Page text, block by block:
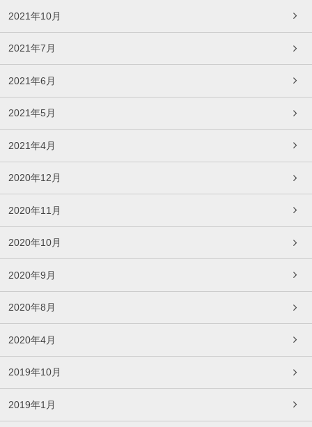
2021年10月
2021年7月
2021年6月
2021年5月
2021年4月
2020年12月
2020年11月
2020年10月
2020年9月
2020年8月
2020年4月
2019年10月
2019年1月